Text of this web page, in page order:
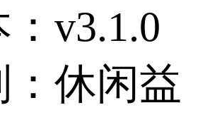
v3.1.0
：休闲益